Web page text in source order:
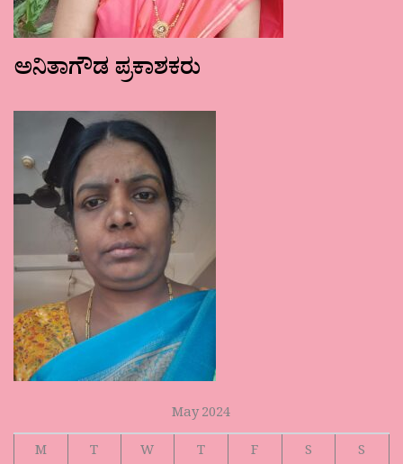
ಅನಿತಾಗೌಡ ಪ್ರಕಾಶಕರು
May 2024
M
T W T F S
S